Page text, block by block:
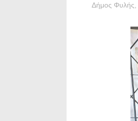
Δήμος Φυλής